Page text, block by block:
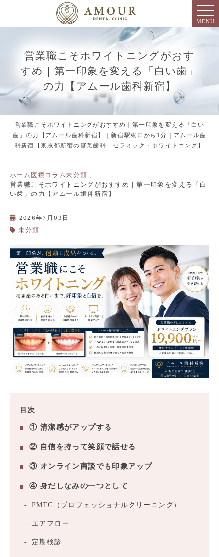
MENU
営業職こそホワイトニングがおす
すめ｜第一印象を変える「白い歯」
の力【アムール歯科新宿】
営業職こそホワイトニングがおすすめ｜第一印象を変える「白い
歯」の力【アムール歯科新宿】｜新宿駅東口から1分｜アムール歯
科新宿【東京都新宿の審美歯科・セラミック・ホワイトニング】
ホーム 医療コラム未分類
営業職こそホワイトニングがおすすめ｜第一印象を変える「白
い歯」の力【アムール歯科新宿】
2026年7月03日
未分類
目次
① 清潔感がアップする
② 自信を持って笑顔で話せる
③ オンライン商談でも印象アップ
④ 身だしなみの一つとして
PMTC（プロフェッショナルクリーニング）
エアフロー
定期検診